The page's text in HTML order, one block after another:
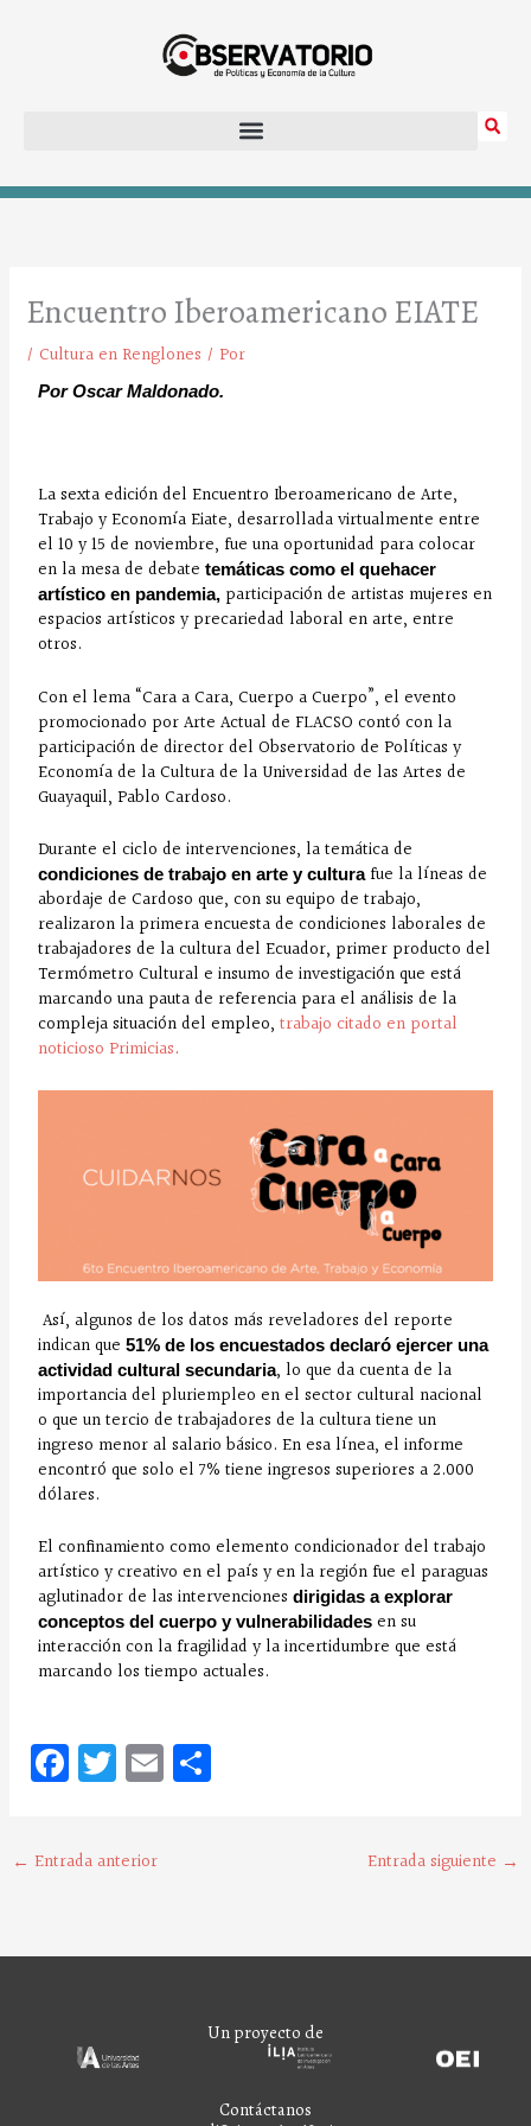
Encuentro Iberoamericano EIATE
/ Cultura en Renglones / Por
Por Oscar Maldonado.
La sexta edición del Encuentro Iberoamericano de Arte,
Trabajo y Economía Eiate, desarrollada virtualmente entre
el 10 y 15 de noviembre, fue una oportunidad para colocar
en la mesa de debatetemáticas como el quehacer
artístico en pandemia, participación de artistas mujeres en
espacios artísticos y precariedad laboral en arte, entre
otros.
Con el lema “Cara a Cara, Cuerpo a Cuerpo”, el evento
promocionado por Arte Actual de FLACSO contó con la
participación de director del Observatorio de Políticas y
Economía de la Cultura de la Universidad de las Artes de
Guayaquil, Pablo Cardoso.
Durante el ciclo de intervenciones, la temática de
condiciones de trabajo en arte y culturafue la líneas de
abordaje de Cardoso que, con su equipo de trabajo,
realizaron la primera encuesta de condiciones laborales de
trabajadores de la cultura del Ecuador, primer producto del
Termómetro Cultural e insumo de investigación que está
marcando una pauta de referencia para el análisis de la
compleja situación del empleo,trabajo citado en portal
noticioso Primicias.
Así, algunos de los datos más reveladores del reporte
indican que51% de los encuestados declaró ejercer una
actividad cultural secundaria, lo que da cuenta de la
importancia del pluriempleo en el sector cultural nacional
o que un tercio de trabajadores de la cultura tiene un
ingreso menor al salario básico. En esa línea, el informe
encontró que solo el 7% tiene ingresos superiores a 2.000
dólares.
El confinamiento como elemento condicionador del trabajo
artístico y creativo en el país y en la región fue el paraguas
aglutinador de las intervencionesdirigidas a explorar
conceptos del cuerpo y vulnerabilidades en su
interacción con la fragilidad y la incertidumbre que está
marcando los tiempo actuales.
Fa
ce
bo
o
T
w
it
te
E
m
ir
← Entrada anterior Entrada siguiente →
Un proyecto de
Contáctanos